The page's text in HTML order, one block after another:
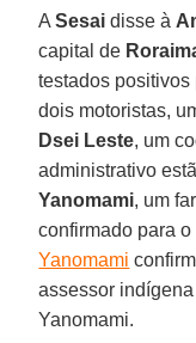
ASesai disse à
capital de
testados
dois motoristas,
Dsei Leste, um
administrativo
Yanomami, um
confirmado para
Yanomami
assessor
Yanomami.